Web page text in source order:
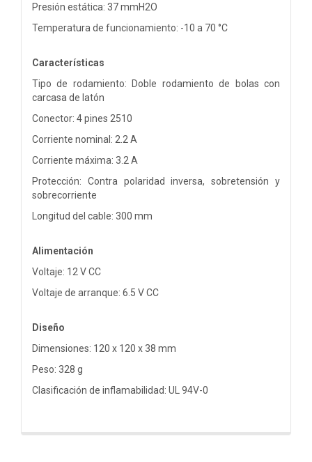
Presión estática: 37 mmH2O
Temperatura de funcionamiento: -10 a 70 °C
Características
Tipo de rodamiento: Doble rodamiento de bolas con
carcasa de latón
Conector: 4 pines 2510
Corriente nominal: 2.2 A
Corriente máxima: 3.2 A
Protección: Contra polaridad inversa, sobretensión y
sobrecorriente
Longitud del cable: 300 mm
Alimentación
Voltaje: 12 V CC
Voltaje de arranque: 6.5 V CC
Diseño
Dimensiones: 120 x 120 x 38 mm
Peso: 328 g
Clasificación de inflamabilidad: UL 94V-0